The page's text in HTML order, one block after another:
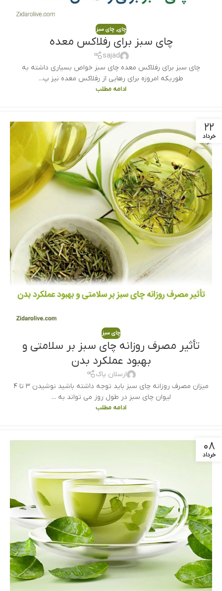
چای, چای سبز
چای سبز برای رفلاکس معده
sajad
چای سبز برای رفلاکس معده چای سبز خواص بسیاری داشته به
طوریکه امروزه برای رهایی از رفلاکس معده نیز پ...
ادامه مطلب
۲۲
خرداد
چای سبز
تأثیر مصرف روزانه چای سبز بر سلامتی و
بهبود عملکرد بدن
ارسلان پاک
میزان مصرف روزانه چای سبز باید توجه داشته باشید نوشیدن ۳ تا ۴
لیوان چای سبز در طول روز می تواند به ...
ادامه مطلب
۰۸
خرداد